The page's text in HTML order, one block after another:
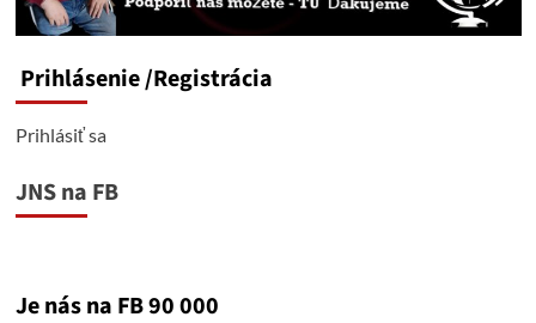
Prihlásenie/Registrácia
Prihlásiť sa
JNS na FB
Je nás na FB 90 000